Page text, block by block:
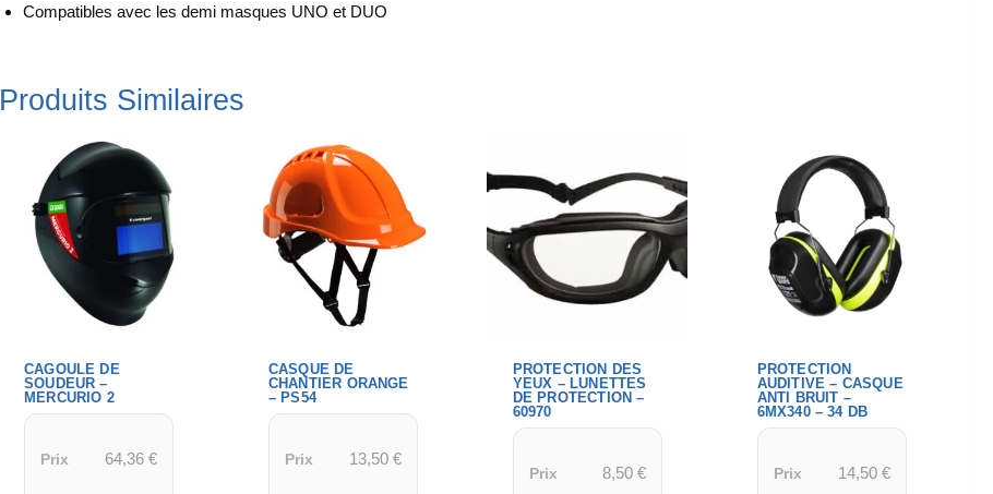
Compatibles avec les demi masques UNO et DUO
Produits Similaires
CAGOULE DE
SOUDEUR –
MERCURIO 2
Prix 64,36 €
CASQUE DE
CHANTIER ORANGE
– PS54
Prix 13,50 €
PROTECTION DES
YEUX – LUNETTES
DE PROTECTION –
60970
Prix 8,50 €
PROTECTION
AUDITIVE – CASQUE
ANTI BRUIT –
6MX340 – 34 DB
Prix 14,50 €